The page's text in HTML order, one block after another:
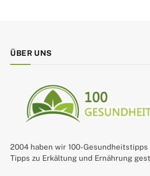
ÜBER UNS
2004 haben wir 100-
Tipps zu Erkältung und Ernährung